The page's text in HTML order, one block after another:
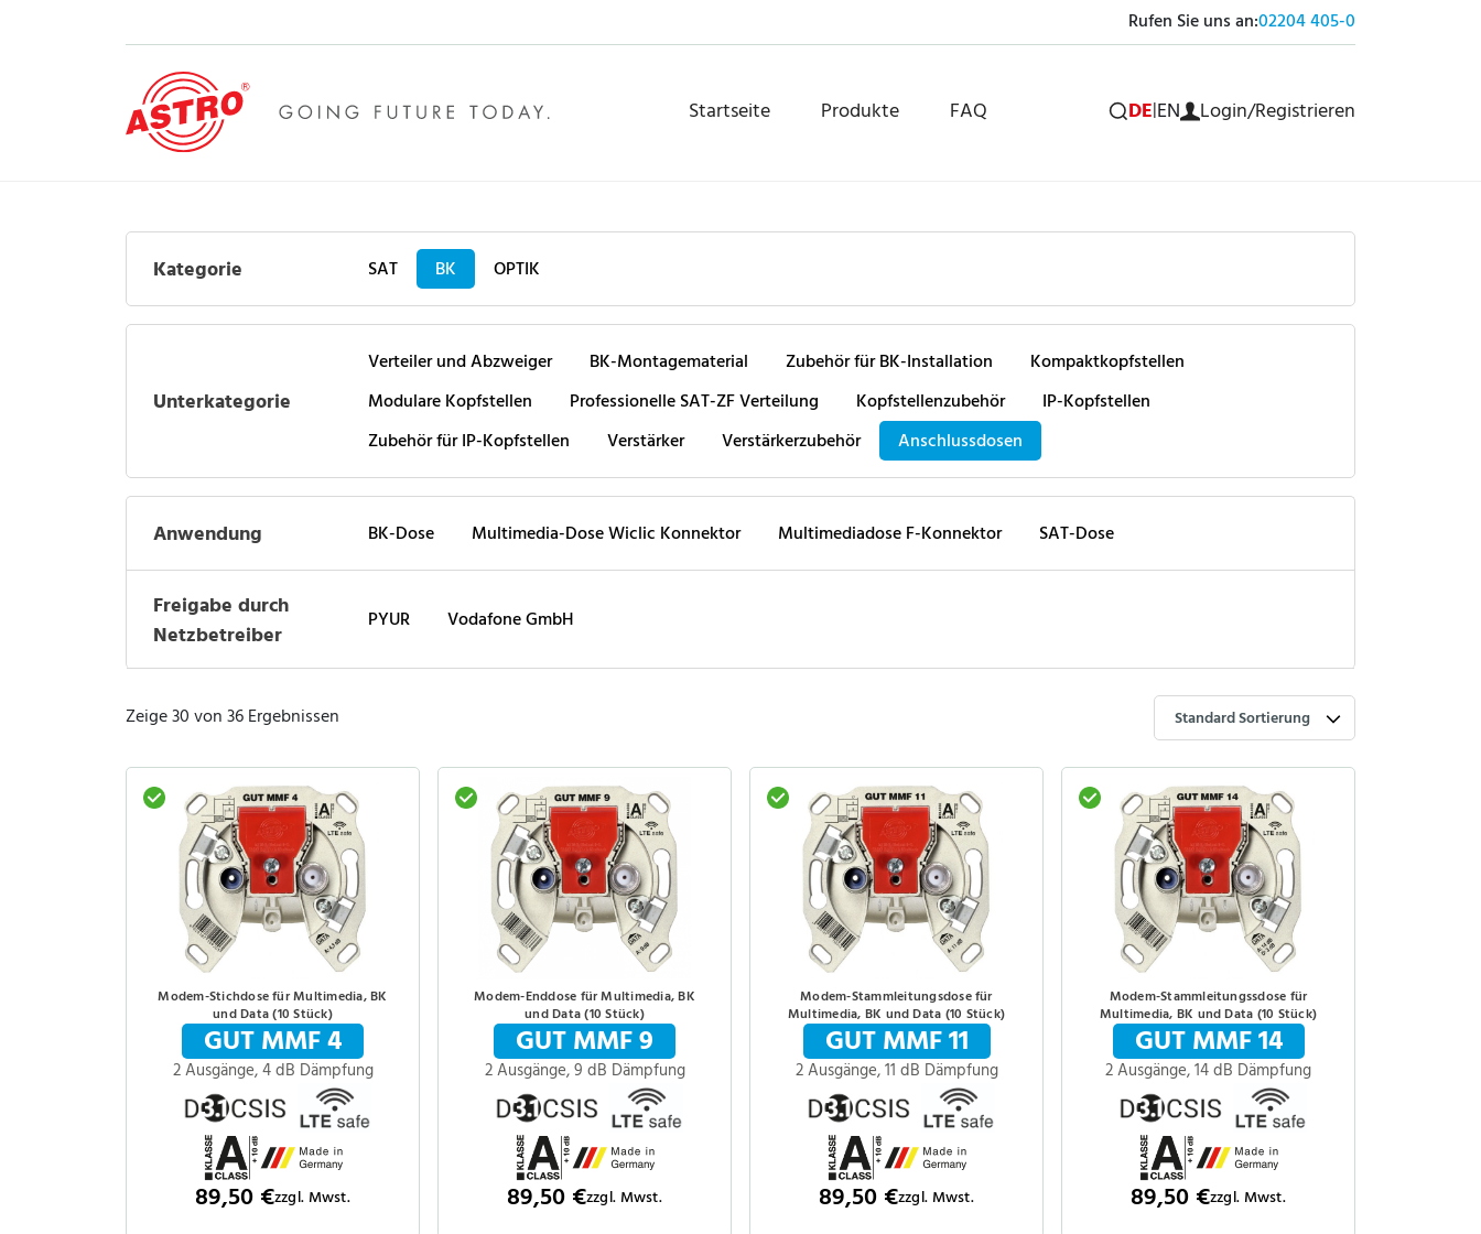
Rufen Sie uns an:02204 405-0
Startseite Produkte FAQ DE|EN Login/Registrieren
Kategorie SAT BK OPTIK
Unterkategorie
Verteiler und Abzweiger BK-Montagematerial Zubehör für BK-Installation
Kompaktkopfstellen
Modulare Kopfstellen
Professionelle SAT-ZF Verteilung Kopfstellenzubehör
IP-Kopfstellen
Zubehör für IP-Kopfstellen
Verstärker Verstärkerzubehör Anschlussdosen
Anwendung BK-Dose Multimedia-Dose Wiclic Konnektor Multimediadose F-Konnektor SAT-Dose
Freigabe durch
Netzbetreiber
PYUR Vodafone GmbH
Zeige 30 von 36 Ergebnissen
Modem-Stichdose für Multimedia, BK
und Data (10 Stück)
GUT MMF 4
2 Ausgänge, 4 dB Dämpfung
89,50 €zzgl. Mwst.
Modem-Enddose für Multimedia, BK
und Data (10 Stück)
GUT MMF 9
2 Ausgänge, 9 dB Dämpfung
89,50 €zzgl. Mwst.
Modem-Stammleitungsdose für
Multimedia, BK und Data (10 Stück)
GUT MMF 11
2 Ausgänge, 11 dB Dämpfung
89,50 €zzgl. Mwst.
Modem-Stammleitungssdose für
Multimedia, BK und Data (10 Stück)
GUT MMF 14
2 Ausgänge, 14 dB Dämpfung
89,50 €zzgl. Mwst.